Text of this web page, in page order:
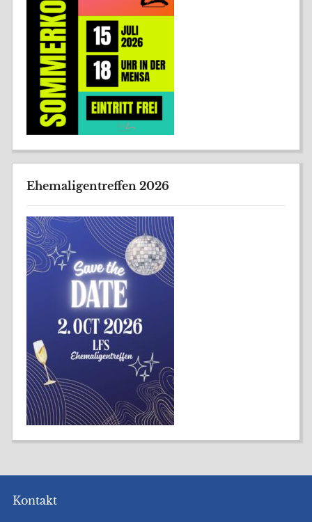
Ehemaligentreffen 2026
Kontakt